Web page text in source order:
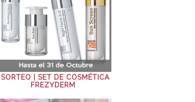
| SORTEO | SET DE COSMÉTICA
FREZYDERM